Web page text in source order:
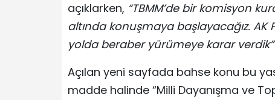
açıklarken, “TBMM’de bir komisyon
altında konuşmaya başlayacağız. AK
yolda beraber yürümeye karar verdik”
Açılan yeni sayfada bahse konu bu
madde halinde “Milli Dayanışma ve